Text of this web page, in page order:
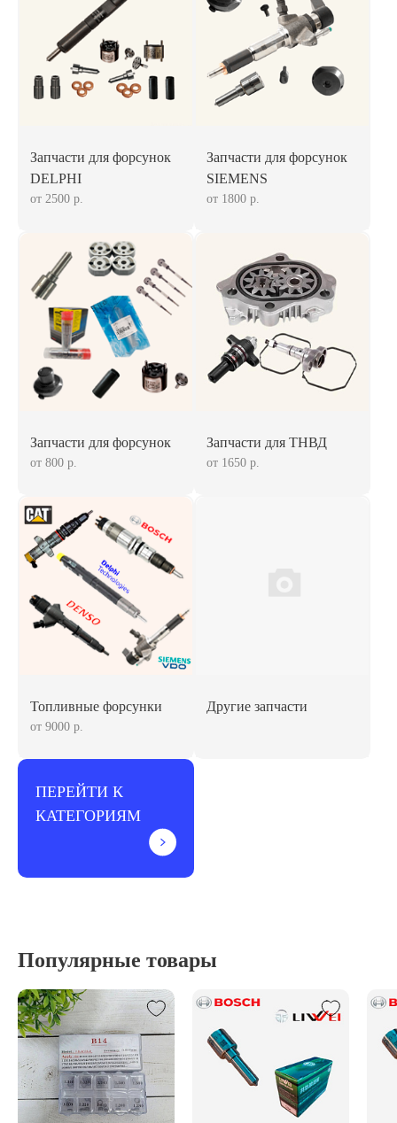
Запчасти для форсунок
DELPHI
от 2500 р.
Запчасти для форсунок
SIEMENS
от 1800 р.
Запчасти для форсунок
от 800 р.
Запчасти для ТНВД
от 1650 р.
Топливные форсунки
от 9000 р.
Другие запчасти
ПЕРЕЙТИ К
КАТЕГОРИЯМ
Популярные товары